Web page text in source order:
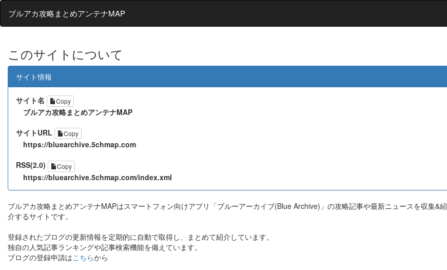
ブルアカ攻略まとめアンテナMAP
このサイトについて
サイト情報
サイト名 Copy
ブルアカ攻略まとめアンテナMAP
サイトURL
Copy
https://bluearchive.5chmap.com
RSS(2.0)
Copy
https://bluearchive.5chmap.com/index.xml
ブルアカ攻略まとめアンテナMAPはスマートフォン向けアプリ「ブルーアーカイブ(Blue Archive)」の攻略記事や最新ニュースを収集&紹
介するサイトです。
登録されたブログの更新情報を定期的に自動で取得し、まとめて紹介しています。
独自の人気記事ランキングや記事検索機能を備えています。
ブログの登録申請はこちらから